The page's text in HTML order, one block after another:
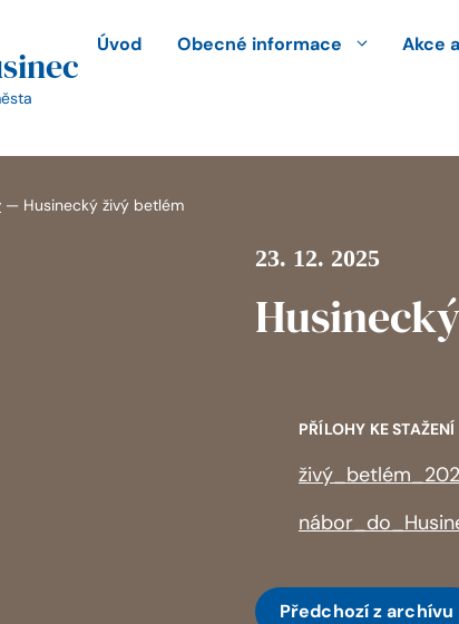
Úvod Obecné informace Akce
— Husinecký živý betlém
23. 12. 2025
PŘÍLOHY KE STAŽENÍ
Předchozíz archívu